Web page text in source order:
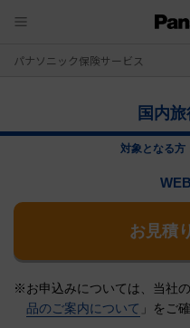
パナソニック保険サービス
国内
対象となる方
お見積
※お申込みについては、当社
品のご案内について 」をご